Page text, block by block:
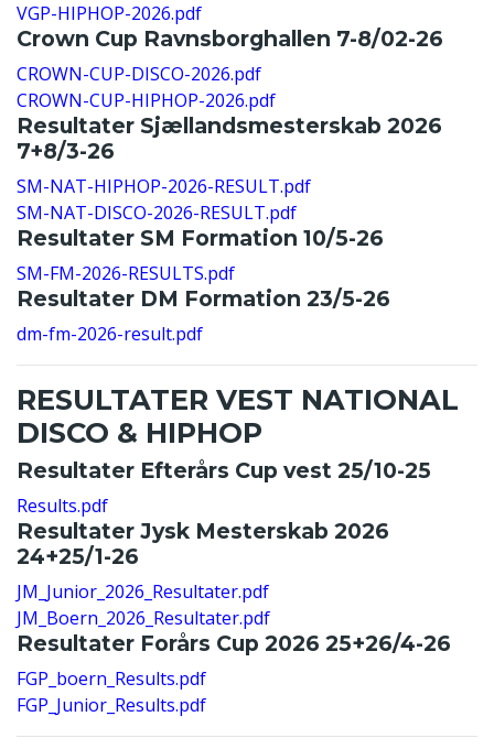
VGP-HIPHOP-2026.pdf
Crown Cup Ravnsborghallen 7-8/02-26
CROWN-CUP-DISCO-2026.pdf
CROWN-CUP-HIPHOP-2026.pdf
Resultater Sjællandsmesterskab 2026
7+8/3-26
SM-NAT-HIPHOP-2026-RESULT.pdf
SM-NAT-DISCO-2026-RESULT.pdf
Resultater SM Formation 10/5-26
SM-FM-2026-RESULTS.pdf
Resultater DM Formation 23/5-26
dm-fm-2026-result.pdf
RESULTATER VEST NATIONAL
DISCO & HIPHOP
Resultater Efterårs Cup vest 25/10-25
Results.pdf
Resultater Jysk Mesterskab 2026
24+25/1-26
JM_Junior_2026_Resultater.pdf
JM_Boern_2026_Resultater.pdf
Resultater Forårs Cup 2026 25+26/4-26
FGP_boern_Results.pdf
FGP_Junior_Results.pdf